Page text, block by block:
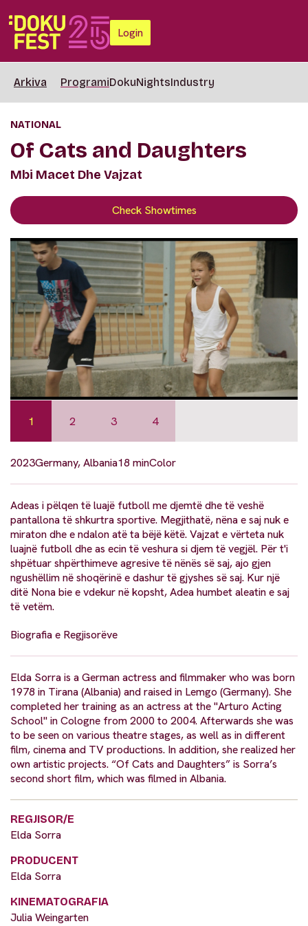
Login
Arkiva ProgramiDokuNightsIndustry
NATIONAL
Of Cats and Daughters
Mbi Macet Dhe Vajzat
Check Showtimes
1 2 3 4
2023Germany, Albania18 minColor
Adeas i pëlqen të luajë futboll me djemtë dhe të veshë
pantallona të shkurtra sportive. Megjithatë, nëna e saj nuk e
miraton dhe e ndalon atë ta bëjë këtë. Vajzat e vërteta nuk
luajnë futboll dhe as ecin të veshura si djem të vegjël. Për t'i
shpëtuar shpërthimeve agresive të nënës së saj, ajo gjen
ngushëllim në shoqërinë e dashur të gjyshes së saj. Kur një
ditë Nona bie e vdekur në kopsht, Adea humbet aleatin e saj
të vetëm.
Biografia e Regjisorëve
Elda Sorra is a German actress and filmmaker who was born
1978 in Tirana (Albania) and raised in Lemgo (Germany). She
completed her training as an actress at the "Arturo Acting
School" in Cologne from 2000 to 2004. Afterwards she was
to be seen on various theatre stages, as well as in different
film, cinema and TV productions. In addition, she realized her
own artistic projects. “Of Cats and Daughters” is Sorra’s
second short film, which was filmed in Albania.
REGJISOR/E
Elda Sorra
PRODUCENT
Elda Sorra
KINEMATOGRAFIA
Julia Weingarten